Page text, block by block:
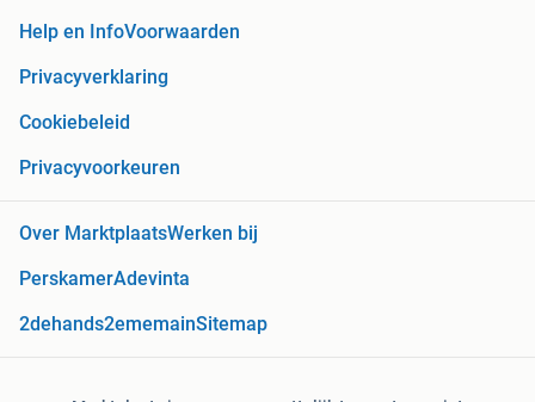
Help en InfoVoorwaarden
Privacyverklaring
Cookiebeleid
Privacyvoorkeuren
Over MarktplaatsWerken bij
PerskamerAdevinta
2dehands2ememainSitemap